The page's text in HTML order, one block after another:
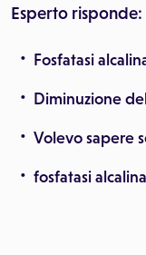
Esperto
Fosfatasi
Diminuzione
Volevo sapere
fosfatasi